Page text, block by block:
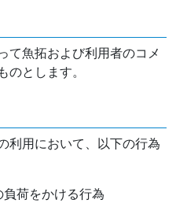
て魚拓および利用者のコメ
のとします。
利用において、以下の行為
荷をかける行為